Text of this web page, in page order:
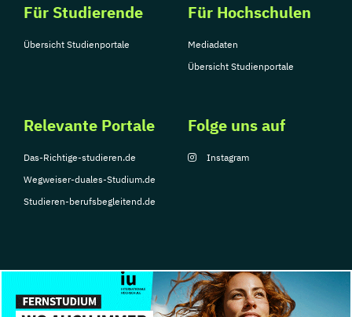
Für Studierende
Übersicht Studienportale
Für Hochschulen
Mediadaten
Übersicht Studienportale
Relevante Portale
Das-Richtige-studieren.de
Wegweiser-duales-Studium.de
Studieren-berufsbegleitend.de
Folge uns auf
Instagram
© Copyright 2026, TarGroup Media GmbH